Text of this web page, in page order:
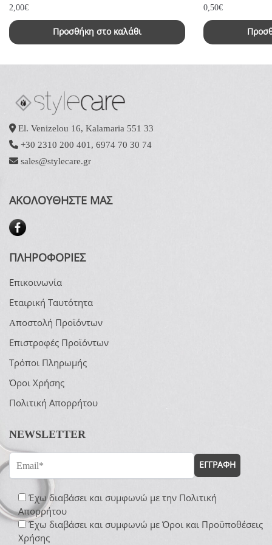
2,00€
Προσθήκη στο καλάθι
0,50€
El. Venizelou 16, Kalamaria 551 33
+30 2310 200 401 , 6974 70 30 74
sales@stylecare.gr
ΑΚΟΛΟΥΘΗΣΤΕ ΜΑΣ
ΠΛΗΡΟΦΟΡΙΕΣ
Επικοινωνία
Εταιρική Ταυτότητα
Aποστολή Προϊόντων
Επιστροφές Προϊόντων
Τρόποι Πληρωμής
Όροι Χρήσης
Πολιτική Απορρήτου
NEWSLETTER
ΕΓΓΡΑΦΗ
Έχω διαβάσει και συμφωνώ με την Πολιτική
Απορρήτου
Έχω διαβάσει και συμφωνώ με Όροι και Προϋποθέσεις
Χρήσης